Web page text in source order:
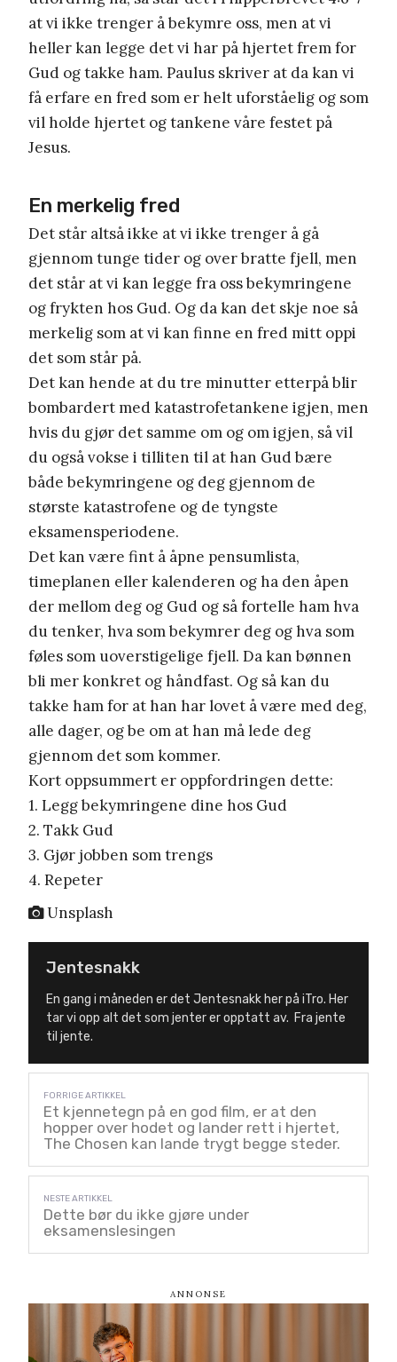
at vi ikke trenger å bekymre oss, men at vi
heller kan legge det vi har på hjertet frem for
Gud og takke ham. Paulus skriver at da kan vi
få erfare en fred som er helt uforståelig og som
vil holde hjertet og tankene våre festet på
Jesus.
En merkelig fred
Det står altså ikke at vi ikke trenger å gå
gjennom tunge tider og over bratte fjell, men
det står at vi kan legge fra oss bekymringene
og frykten hos Gud. Og da kan det skje noe så
merkelig som at vi kan finne en fred mitt oppi
det som står på.
Det kan hende at du tre minutter etterpå blir
bombardert med katastrofetankene igjen, men
hvis du gjør det samme om og om igjen, så vil
du også vokse i tilliten til at han Gud bære
både bekymringene og deg gjennom de
største katastrofene og de tyngste
eksamensperiodene.
Det kan være fint å åpne pensumlista,
timeplanen eller kalenderen og ha den åpen
der mellom deg og Gud og så fortelle ham hva
du tenker, hva som bekymrer deg og hva som
føles som uoverstigelige fjell. Da kan bønnen
bli mer konkret og håndfast. Og så kan du
takke ham for at han har lovet å være med deg,
alle dager, og be om at han må lede deg
gjennom det som kommer.
Kort oppsummert er oppfordringen dette:
1. Legg bekymringene dine hos Gud
2. Takk Gud
3. Gjør jobben som trengs
4. Repeter
Unsplash
Jentesnakk
En gang i måneden er det Jentesnakk her på iTro. Her
tar vi opp alt det som jenter er opptatt av. Fra jente
til jente.
Et kjennetegn på en god film, er at den
hopper over hodet og lander rett i hjertet,
The Chosen kan lande trygt begge steder.
Dette bør du ikke gjøre under
eksamenslesingen